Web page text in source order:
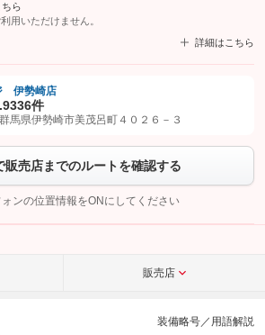
ちら
用いただけません。
詳細はこちら
ットを友だち追加してから「許可する」ボタンを押
ボタンをタップして問い合わせを
い。
こちら
伊勢崎店
336件
馬県伊勢崎市美茂呂町４０２６－３
販売店までのルートを確認する
ンの位置情報をONにしてください
販売店
装備略号／用語解説